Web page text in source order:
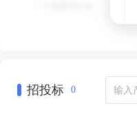
招投标 0